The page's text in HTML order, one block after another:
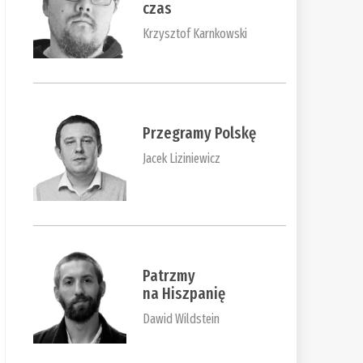
czas
Krzysztof Karnkowski
Przegramy Polskę
Jacek Liziniewicz
Patrzmy
na Hiszpanię
Dawid Wildstein